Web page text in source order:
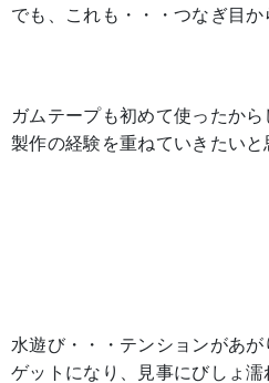
でも、これも・・・つなぎ目か
ガムテープも初めて使ったか
製作の経験を重ねていきたいと
水遊び・・・テンションがあ
ゲットになり、見事にびしょ濡